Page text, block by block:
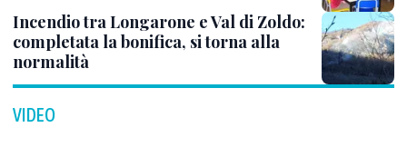
Incendio tra Longarone e Val di Zoldo:
completata la bonifica, si torna alla
normalità
VIDEO